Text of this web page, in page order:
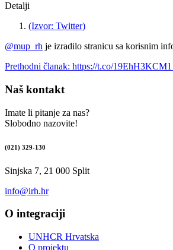
Detalji
(Izvor: Twitter)
@mup_rh je izradilo stranicu sa korisnim
Prethodni članak: https://t.co/19EhH3KCM1
Naš kontakt
Imate li pitanje za nas?
Slobodno nazovite!
(021) 329-130
Sinjska 7, 21 000 Split
info@irh.hr
O integraciji
UNHCR Hrvatska
O projektu